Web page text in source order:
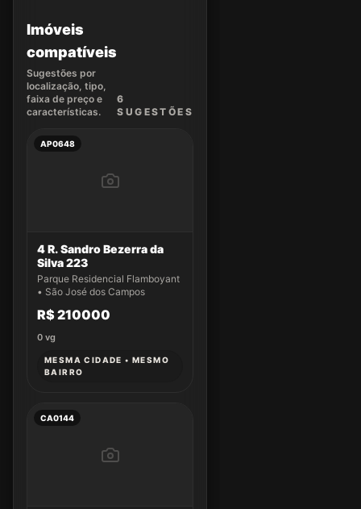
Imóveis
compatíveis
Sugestões por
localização, tipo,
faixa de preço e
características.
6
SUGEST ÕES
AP0648
4 R. Sandro Bezerra da
Silva 223
Parque Residencial Flamboyant
• São José dos Campos
R$ 210000
0 vg
MESMA CIDADE • MESMO
BAIRRO
CA0144